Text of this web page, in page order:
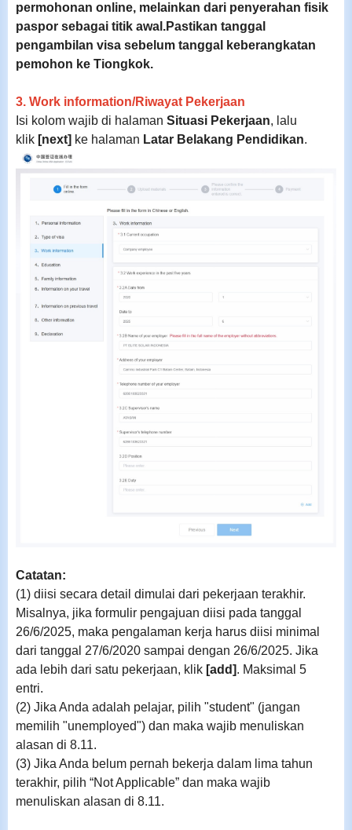
permohonan online, melainkan dari penyerahan fisik
paspor sebagai titik awal.Pastikan tanggal
pengambilan visa sebelum tanggal keberangkatan
pemohon ke Tiongkok.
3. Work information/Riwayat Pekerjaan
Isi kolom wajib di halaman Situasi Pekerjaan, lalu
klik [next] ke halaman Latar Belakang Pendidikan.
Catatan:
(1) diisi secara detail dimulai dari pekerjaan terakhir.
Misalnya, jika formulir pengajuan diisi pada tanggal
26/6/2025, maka pengalaman kerja harus diisi minimal
dari tanggal 27/6/2020 sampai dengan 26/6/2025. Jika
ada lebih dari satu pekerjaan, klik [add]. Maksimal 5
entri.
(2) Jika Anda adalah pelajar, pilih "student" (jangan
memilih "unemployed") dan maka wajib menuliskan
alasan di 8.11.
(3) Jika Anda belum pernah bekerja dalam lima tahun
terakhir, pilih “Not Applicable” dan maka wajib
menuliskan alasan di 8.11.